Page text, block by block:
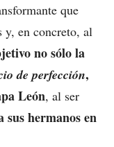
que
y, en concreto, al
no sólo la
de perfección,
León, al ser
hermanos en